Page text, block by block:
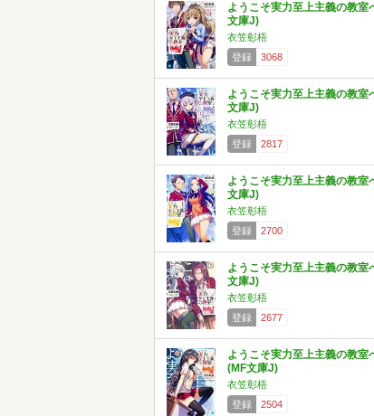
ようこそ実力至上主義の教室
文庫J)
衣笠彰梧
登録
3068
ようこそ実力至上主義の教室
文庫J)
衣笠彰梧
登録
2817
ようこそ実力至上主義の教室
文庫J)
衣笠彰梧
登録
2700
ようこそ実力至上主義の教室
文庫J)
衣笠彰梧
登録
2677
ようこそ実力至上主義の教室
(MF文庫J)
衣笠彰梧
登録
2504